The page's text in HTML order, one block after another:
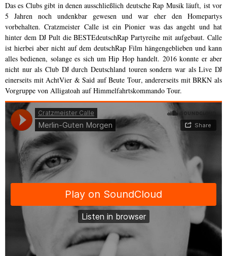
Das es Clubs gibt in denen ausschließlich deutsche Rap Musik läuft, ist vor
5 Jahren noch undenkbar gewesen und war eher den Homepartys
vorbehalten. Cratzmeister Calle ist einPionier was das angeht und hat
hinter dem DJ Pult dieBESTEdeutschRap Partyreihe mit aufgebaut. Calle
ist hierbei aber nicht auf dem deutschRap Film hängengeblieben und kann
alles bedienen, solange es sich um Hip Hop handelt. 2016 konnte er aber
nicht nur als Club DJ durch Deutschland touren sondern war als Live DJ
einerseits mitAchtVier &Said aufBeute Tour, andererseits mitBRKN als
Vorgruppe von Alligatoah auf Himmelfahrtskommando Tour.